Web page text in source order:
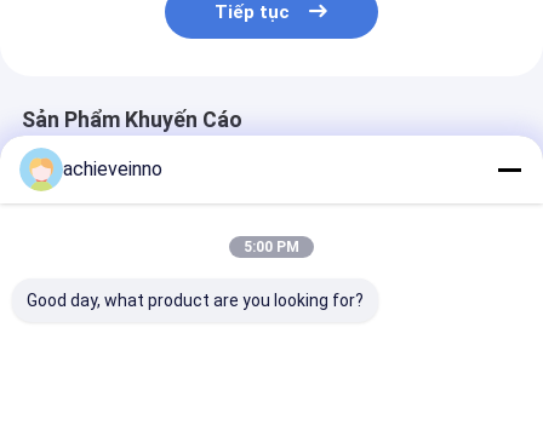
Tiếp tục
Sản Phẩm Khuyến Cáo
achieveinno
5:00 PM
Good day, what product are you looking for?